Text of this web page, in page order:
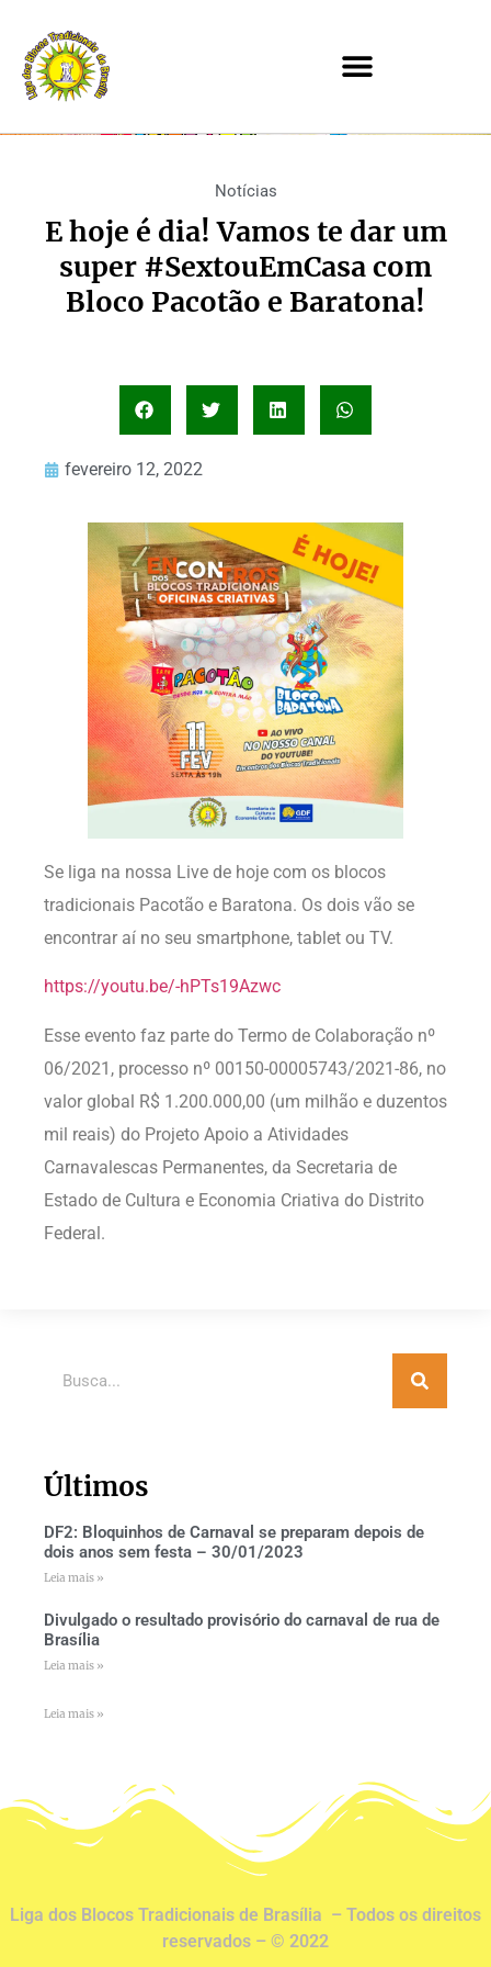
Notícias
E hoje é dia! Vamos te dar um
super #SextouEmCasa com
Bloco Pacotão e Baratona!
fevereiro 12, 2022
Se liga na nossa Live de hoje com os blocos
tradicionais Pacotão e Baratona. Os dois vão se
encontrar aí no seu smartphone, tablet ou TV.
https://youtu.be/-hPTs19Azwc
Esse evento faz parte do Termo de Colaboração nº
06/2021, processo nº 00150-00005743/2021-86, no
valor global R$ 1.200.000,00 (um milhão e duzentos
mil reais) do Projeto Apoio a Atividades
Carnavalescas Permanentes, da Secretaria de
Estado de Cultura e Economia Criativa do Distrito
Federal.
Últimos
DF2: Bloquinhos de Carnaval se preparam depois de
dois anos sem festa – 30/01/2023
Leia mais »
Divulgado o resultado provisório do carnaval de rua de
Brasília
Leia mais »
Leia mais »
Liga dos Blocos Tradicionais de Brasília – Todos os direitos
reservados – © 2022